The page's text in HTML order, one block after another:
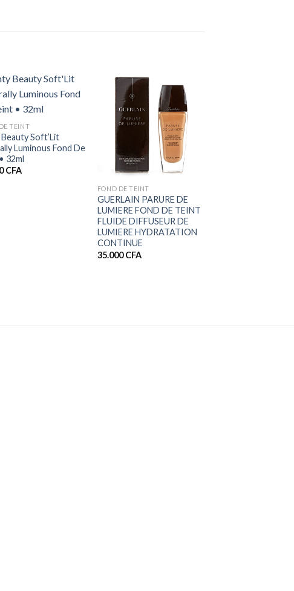
TEINT
Soft’Lit
Luminous Fond De
32ml
CFA +
FOND DE TEINT
GUERLAIN PARURE DE
LUMIERE FOND DE TEINT
FLUIDE DIFFUSEUR DE
LUMIERE HYDRATATION
CONTINUE
35.000CFA